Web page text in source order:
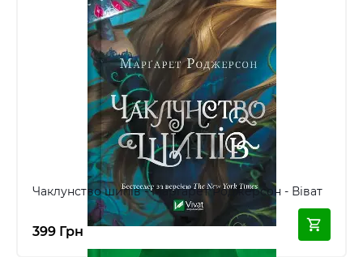
Чаклунство шипів - Марґарет Роджерсон - Віват
399 Грн